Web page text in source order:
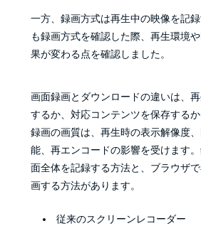
一方、録画方式は再生中の映像を記
も録画方式を確認した際、再生環境
果が変わる点を確認しました。
画面録画とダウンロードの違いは、
するか、対応コンテンツを保存する
録画の画質は、再生時の表示解像度
能、再エンコードの影響を受けます
面全体を記録する方法と、ブラウザ
画する方法があります。
従来のスクリーンレコーダー